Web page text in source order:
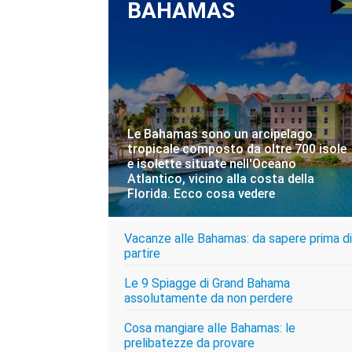
BAHAMAS
Le Bahamas sono un arcipelago
tropicale composto da oltre 700 isole
e isolette situate nell'Oceano
Atlantico, vicino alla costa della
Florida. Ecco cosa vedere
VISITA LE BAHAMAS
Vacanze alle Bahamas: da sapere prima di
partire
Le 9 Spiagge di Grand Bahama
assolutamente da non perdere
Cosa mangiare alle Bahamas: le
prelibatezze da provare